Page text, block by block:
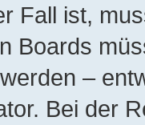
Fall ist,
Boards
–
Bei der